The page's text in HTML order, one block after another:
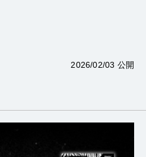
2026/02/03 公開